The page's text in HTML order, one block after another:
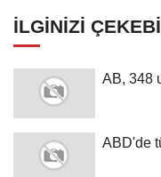
İLGINIZI
AB, 348
ABD'de